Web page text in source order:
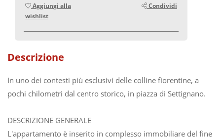
Descrizione
In uno dei contesti più esclusivi delle colline fiorentine, a
pochi chilometri dal centro storico, in piazza di Settignano.
DESCRIZIONE GENERALE
L'appartamento è inserito in complesso immobiliare del fine
Aggiungi alla
wishlist
Condividi